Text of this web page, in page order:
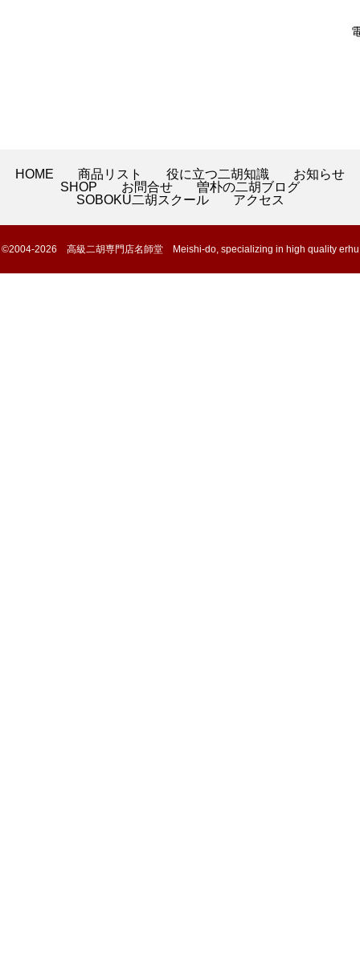
HOME 商品リスト 役に立つ二胡知識
お知らせ
SHOP
お問合せ
曽朴の二胡ブログ
SOBOKU二胡スクール
アクセス
©2004-2026 高級二胡専門店名師堂 Meishi-do, specializing in high quality erhu